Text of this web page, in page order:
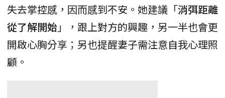
失去掌控感，因而感到不安。她建議「消弭距離
從了解開始 」，跟上對方的興趣，另一半也會更
開啟心胸分享；另也提醒妻子需注意自我心理照
顧。